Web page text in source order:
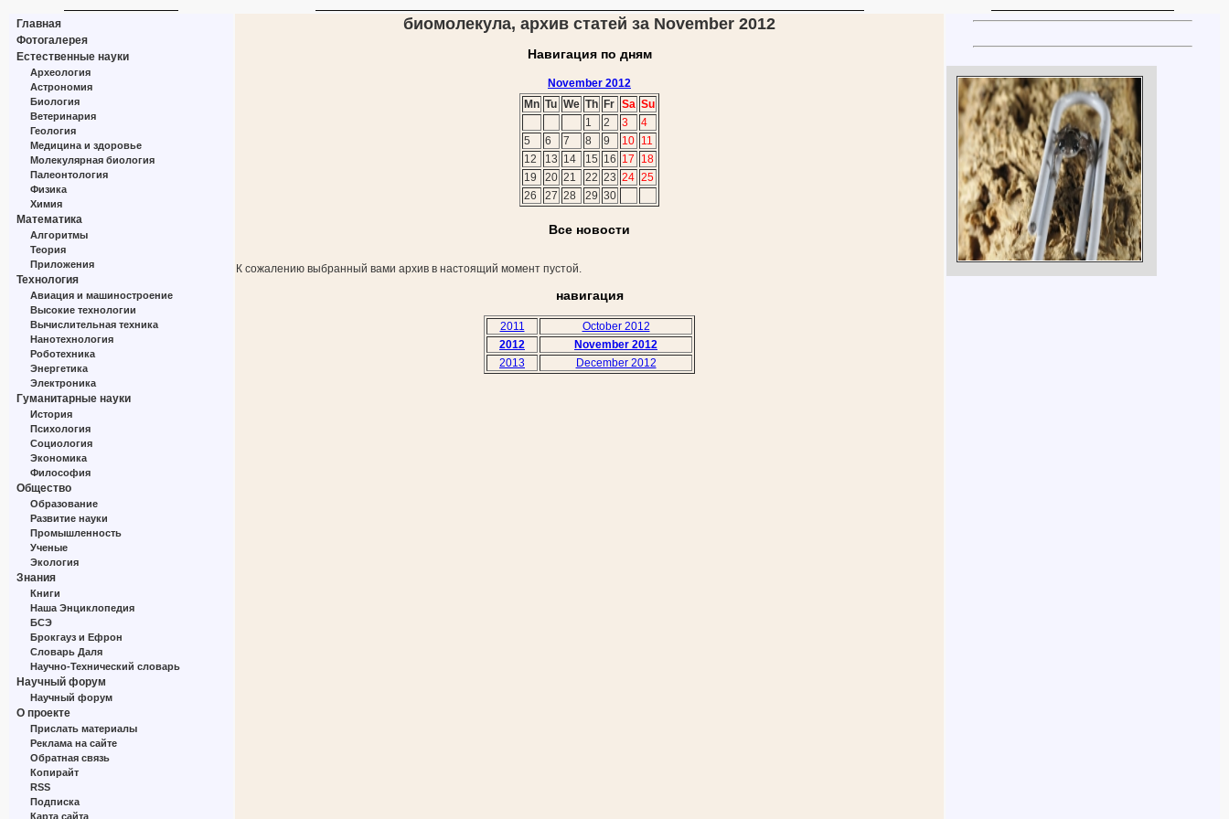
Главная
Фотогалерея
Естественные науки
Археология
Астрономия
Биология
Ветеринария
Геология
Медицина и здоровье
Молекулярная биология
Палеонтология
Физика
Химия
Математика
Алгоритмы
Теория
Приложения
Технология
Авиация и машиностроение
Высокие технологии
Вычислительная техника
Нанотехнология
Роботехника
Энергетика
Электроника
Гуманитарные науки
История
Психология
Социология
Экономика
Философия
Общество
Образование
Развитие науки
Промышленность
Ученые
Экология
Знания
Книги
Наша Энциклопедия
БСЭ
Брокгауз и Ефрон
Словарь Даля
Научно-Технический словарь
Научный форум
Научный форум
О проекте
Прислать материалы
Реклама на сайте
Обратная связь
Копирайт
RSS
Подписка
Карта сайта
биомолекула, архив статей за November 2012
Навигация по дням
November 2012
Mn Tu We Th Fr Sa Su
1
2 3
4
5
6 7 8 9 10 11
12
13 14 15 16 17
18
19
20 21 22 23 24 25
26
27 28 29 30
Все новости
К сожалению выбранный вами архив в настоящий момент пустой.
навигация
2011
October 2012
2012
November 2012
2013
December 2012